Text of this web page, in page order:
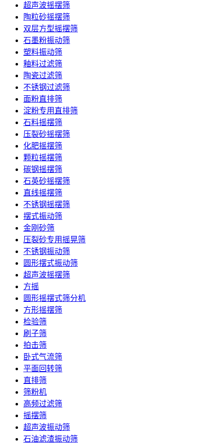
超声波摇摆筛
陶粒砂摇摆筛
双层方型摇摆筛
石墨粉振动筛
塑料振动筛
釉料过滤筛
陶瓷过滤筛
不锈钢过滤筛
面粉直排筛
淀粉专用直排筛
石料摇摆筛
压裂砂摇摆筛
化肥摇摆筛
颗粒摇摆筛
碳钢摇摆筛
石英砂摇摆筛
直线摇摆筛
不锈钢摇摆筛
摆式振动筛
金刚砂筛
压裂砂专用摇晃筛
不锈钢振动筛
圆形摆式振动筛
超声波摇摆筛
方摇
圆形摇摆式筛分机
方形摇摆筛
检验筛
刷子筛
拍击筛
卧式气流筛
平面回转筛
直排筛
筛粉机
高频过滤筛
摇摆筛
超声波振动筛
石油滤渣振动筛